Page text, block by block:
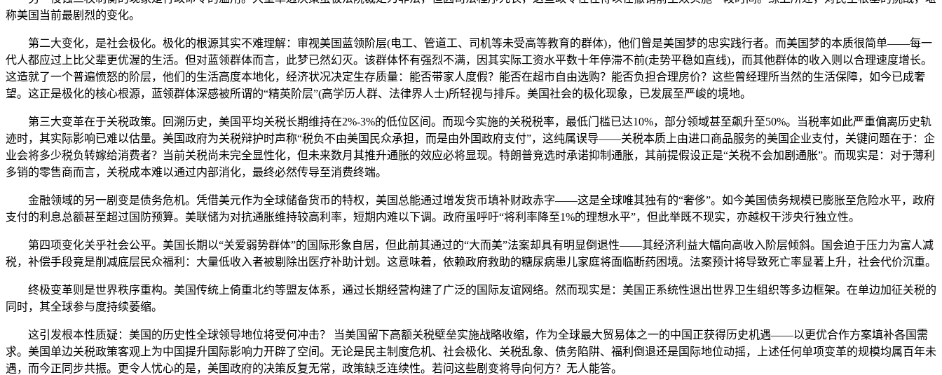
称美国当前最剧烈的变化。
第二大变化，是社会极化。极化的根源其实不难理解：审视美国蓝领阶层(电工、管道工、司机等未受高等教育的群体)，他们曾是美国梦的忠实践行者。而美国梦的本质很简单——每一
代人都应过上比父辈更优渥的生活。但对蓝领群体而言，此梦已然幻灭。该群体怀有强烈不满，因其实际工资水平数十年停滞不前(走势平稳如直线)，而其他群体的收入则以合理速度增长。
这造就了一个普遍愤怒的阶层，他们的生活高度本地化，经济状况决定生存质量：能否带家人度假？能否在超市自由选购？能否负担合理房价？这些曾经理所当然的生活保障，如今已成奢
望。这正是极化的核心根源，蓝领群体深感被所谓的“精英阶层”(高学历人群、法律界人士)所轻视与排斥。美国社会的极化现象，已发展至严峻的境地。
第三大变革在于关税政策。回溯历史，美国平均关税长期维持在2%-3%的低位区间。而现今实施的关税税率，最低门槛已达10%，部分领域甚至飙升至50%。当税率如此严重偏离历史轨
迹时，其实际影响已难以估量。美国政府为关税辩护时声称“税负不由美国民众承担，而是由外国政府支付”，这纯属误导——关税本质上由进口商品服务的美国企业支付，关键问题在于：企
业会将多少税负转嫁给消费者？当前关税尚未完全显性化，但未来数月其推升通胀的效应必将显现。特朗普竞选时承诺抑制通胀，其前提假设正是“关税不会加剧通胀”。而现实是：对于薄利
多销的零售商而言，关税成本难以通过内部消化，最终必然传导至消费终端。
金融领域的另一剧变是债务危机。凭借美元作为全球储备货币的特权，美国总能通过增发货币填补财政赤字——这是全球唯其独有的“奢侈”。如今美国债务规模已膨胀至危险水平，政府
支付的利息总额甚至超过国防预算。美联储为对抗通胀维持较高利率，短期内难以下调。政府虽呼吁“将利率降至1%的理想水平”，但此举既不现实，亦越权干涉央行独立性。
第四项变化关乎社会公平。美国长期以“关爱弱势群体”的国际形象自居，但此前其通过的“大而美”法案却具有明显倒退性——其经济利益大幅向高收入阶层倾斜。国会迫于压力为富人减
税，补偿手段竟是削减底层民众福利：大量低收入者被剔除出医疗补助计划。这意味着，依赖政府救助的糖尿病患儿家庭将面临断药困境。法案预计将导致死亡率显著上升，社会代价沉重。
终极变革则是世界秩序重构。美国传统上倚重北约等盟友体系，通过长期经营构建了广泛的国际友谊网络。然而现实是：美国正系统性退出世界卫生组织等多边框架。在单边加征关税的
同时，其全球参与度持续萎缩。
这引发根本性质疑：美国的历史性全球领导地位将受何冲击？ 当美国留下高额关税壁垒实施战略收缩，作为全球最大贸易体之一的中国正获得历史机遇——以更优合作方案填补各国需
求。美国单边关税政策客观上为中国提升国际影响力开辟了空间。无论是民主制度危机、社会极化、关税乱象、债务陷阱、福利倒退还是国际地位动摇，上述任何单项变革的规模均属百年未
遇，而今正同步共振。更令人忧心的是，美国政府的决策反复无常，政策缺乏连续性。若问这些剧变将导向何方？无人能答。